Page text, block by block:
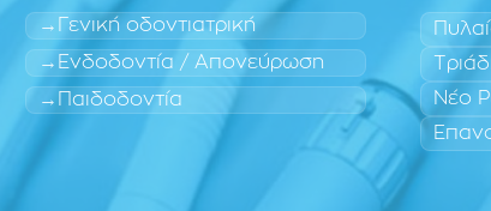
Γενική οδοντιατρική
Ενδοδοντία / Απονεύρωση
Παιδοδοντία
Νέο